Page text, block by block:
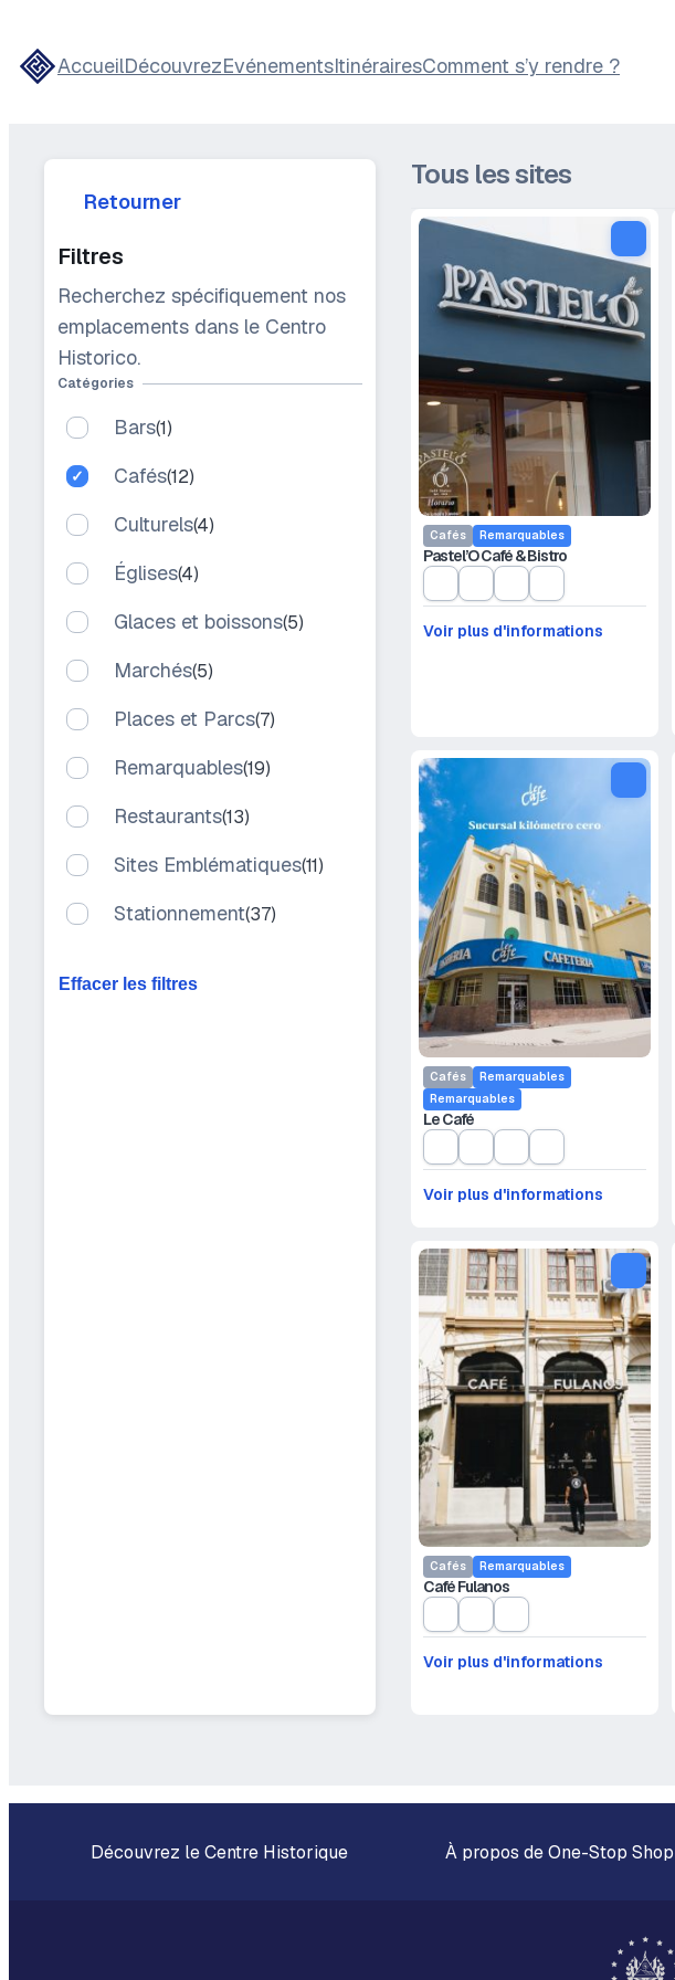
au
contenu
AccueilDécouvrezEvénementsItinérairesComment s’y rendre ?
Retourner
Filtres
Recherchez spécifiquement nos
emplacements dans le Centro
Historico.
Catégories
Bars(1)
Cafés(12)
Culturels(4)
Églises(4)
Glaces et boissons(5)
Marchés(5)
Places et Parcs(7)
Remarquables(19)
Restaurants(13)
Sites Emblématiques(11)
Stationnement(37)
Effacer les filtres
Tous les sites
Cafés Remarquables
Pastel’O Café & Bistro
Voir plus d'informations
Cafés
Remarquables
Remarquables
Le Café
Voir plus d'informations
Cafés Remarquables
Café Fulanos
Voir plus d'informations
Découvrez le Centre Historique À propos de One-Stop Shop